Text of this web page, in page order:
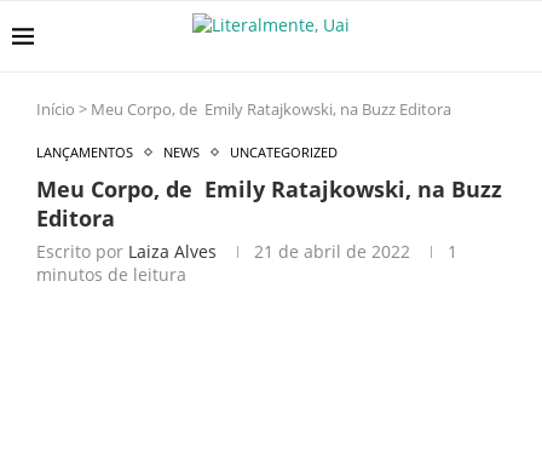
Início > Meu Corpo, de Emily Ratajkowski, na Buzz Editora
LANÇAMENTOS NEWS UNCATEGORIZED
Meu Corpo, de Emily Ratajkowski, na Buzz
Editora
Escrito por Laiza Alves 21 de abril de 2022
1
minutos de leitura